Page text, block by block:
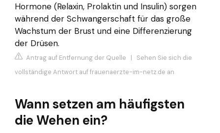
Hormone (Relaxin, Prolaktin und Insulin) sorgen
während der Schwangerschaft für das große
Wachstum der Brust und eine Differenzierung
der Drüsen.
Antrag auf Entfernung der Quelle | Sehen Sie sich die
vollständige Antwort auf frauenaerzte-im-netz.de an
Wann setzen am häufigsten
die Wehen ein?